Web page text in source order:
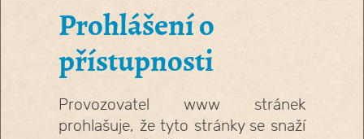
Prohlášení o
přístupnosti
Provozovatel www stránek
prohlašuje, že tyto stránky se snaží